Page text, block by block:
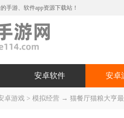
手游、软件app资源下载站！
安卓软件 安卓
卓游戏 > 模拟经营 → 猫餐厅猫粮大亨